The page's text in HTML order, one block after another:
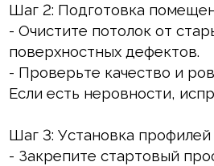
Шаг 2: Подготовка
- Очистите потолок от
поверхностных дефектов.
- Проверьте качество и
Если есть неровности,
Шаг 3: Установка профилей
- Закрепите стартовый